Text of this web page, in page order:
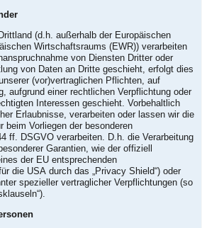
(d.h. außerhalb der Europäischen
Wirtschaftsraums (EWR)) verarbeiten
von Diensten Dritter oder
von Daten an Dritte geschieht, erfolgt dies
(vor)vertraglichen Pflichten, auf
aufgrund einer rechtlichen Verpflichtung oder
Interessen geschieht. Vorbehaltlich
Erlaubnisse, verarbeiten oder lassen wir die
beim Vorliegen der besonderen
ff. DSGVO verarbeiten. D.h. die Verarbeitung
Garantien, wie der offiziell
der EU entsprechenden
die USA durch das „Privacy Shield“) oder
spezieller vertraglicher Verpflichtungen (so